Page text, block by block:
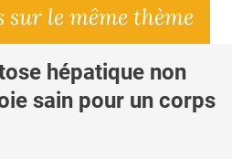
le même thème
hépatique non
sain pour un corps